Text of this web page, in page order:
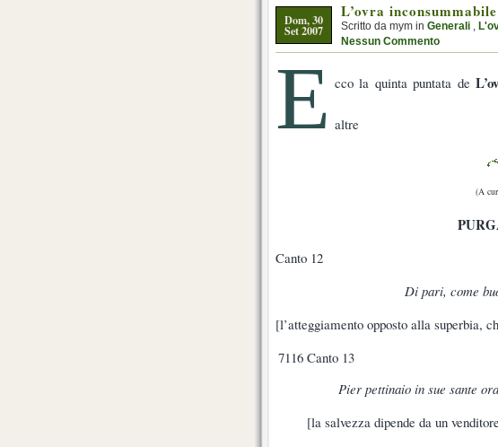
Dom, 30
Set 2007
L’ovra
Scritto da mym in Generali
Nessun Commento
E cco la quinta puntata de
altre
(A
Canto 12
Di pari, come
[l’atteggiamento opposto alla superbia,
7116 Canto 13
Pier pettinaio in sue sante
[la salvezza dipende da un